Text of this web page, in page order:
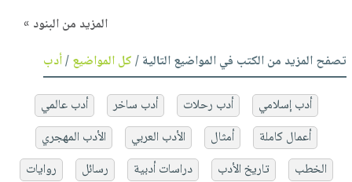
المزيد من البنود »
تصفح المزيد من الكتب في المواضيع التالية /كل المواضيع/أدب
أدب إسلامي أدب رحلات أدب ساخر
أدب عالمي
أعمال كاملة
أمثال الأدب العربي
الأدب المهجري
الخطب
تاريخ الأدب دراسات أدبية رسائل
روايات